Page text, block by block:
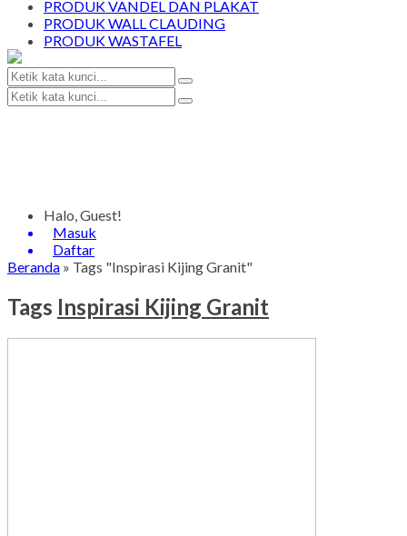
PRODUK VANDEL DAN PLAKAT
PRODUK WALL CLAUDING
PRODUK WASTAFEL
Halo, Guest!
Masuk
Daftar
Beranda » Tags "Inspirasi Kijing Granit"
Tags Inspirasi Kijing Granit